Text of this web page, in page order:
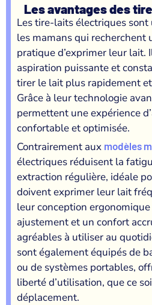
Les avantages des
Les tire-laits électriques
les mamans qui recherchent
pratique d’exprimer leur lait.
aspiration puissante et
tirer le lait plus rapidement
Grâce à leur technologie
permettent une expérience
confortable et optimisée.
Contrairement aux modèles
électriques réduisent la
extraction régulière, idéale
doivent exprimer leur lait
leur conception
ajustement et un confort
agréables à utiliser au
sont également équipés de
ou de systèmes portables,
liberté d’utilisation, que ce
déplacement.